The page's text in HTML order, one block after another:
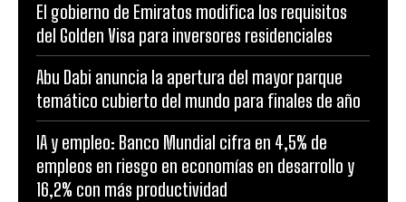
El gobierno de Emiratos modifica los requisitos
del Golden Visa para inversores residenciales
Abu Dabi anuncia la apertura del mayor parque
temático cubierto del mundo para finales de año
IA y empleo: Banco Mundial cifra en 4,5% de
empleos en riesgo en economías en desarrollo y
16,2% con más productividad